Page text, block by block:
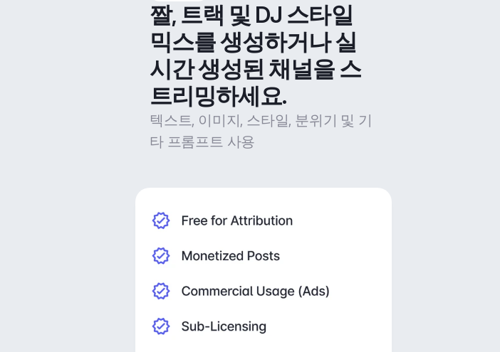
짤, 트랙 및 DJ 스타일
믹스를 생성하거나 실
시간 생성된 채널을 스
트리밍하세요.
텍스트, 이미지, 스타일, 분위기 및 기
타 프롬프트 사용